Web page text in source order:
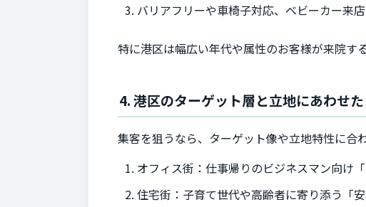
バリアフリーや車椅子対応、ベビーカー来
特に港区は幅広い年代や属性のお客様が来院す
4. 港区のターゲット層と立地にあわせ
集客を狙うなら、ターゲット像や立地特性に合
オフィス街：仕事帰りのビジネスマン向け
住宅街：子育て世代や高齢者に寄り添う「